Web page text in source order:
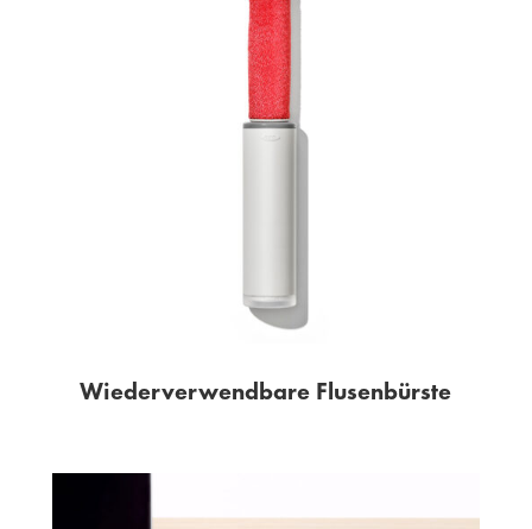
Wiederverwendbare Flusenbürste